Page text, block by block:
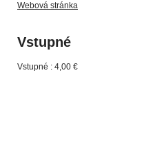
Webová stránka
Vstupné
Vstupné : 4,00 €